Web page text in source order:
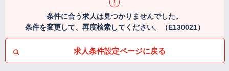
条件に合う求人は見つかりませんでした。
条件を変更して、再度検索してください。（E130021）
求人条件設定ページに戻る